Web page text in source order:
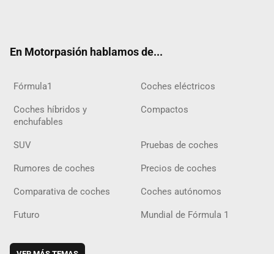
En Motorpasión hablamos de...
Fórmula1 Coches eléctricos
Coches híbridos y
enchufables
Compactos
SUV Pruebas de coches
Rumores de coches Precios de coches
Comparativa de coches Coches autónomos
Futuro Mundial de Fórmula 1